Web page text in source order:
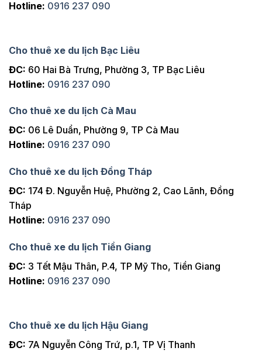
Hotline: 0916 237 090
Cho thuê xe du lịch Bạc Liêu
ĐC: 60 Hai Bà Trưng, Phường 3, TP Bạc Liêu
Hotline: 0916 237 090
Cho thuê xe du lịch Cà Mau
ĐC: 06 Lê Duẩn, Phường 9, TP Cà Mau
Hotline: 0916 237 090
Cho thuê xe du lịch Đồng Tháp
ĐC: 174 Đ. Nguyễn Huệ, Phường 2, Cao Lãnh, Đồng
Tháp
Hotline: 0916 237 090
Cho thuê xe du lịch Tiền Giang
ĐC: 3 Tết Mậu Thân, P.4, TP Mỹ Tho, Tiền Giang
Hotline: 0916 237 090
Cho thuê xe du lịch Hậu Giang
ĐC: 7A Nguyễn Công Trứ, p.1, TP Vị Thanh